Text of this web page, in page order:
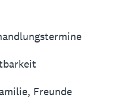
Freunde